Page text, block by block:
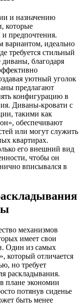
и назначению
которые
и предпочтения.
вариантом, идеально
требуется стильный
благодаря
уютный уголок
предлагают
конфигурацию в
Диваны-кровати с
такими как
обеспечивают
или могут служить
квартирах.
его внешний вид
чтобы он
вписывался в
механизмов
имеет свои
Один из самых
который отличается
но требует
раскладывания.
плане экономии
потянув сиденье
быть менее